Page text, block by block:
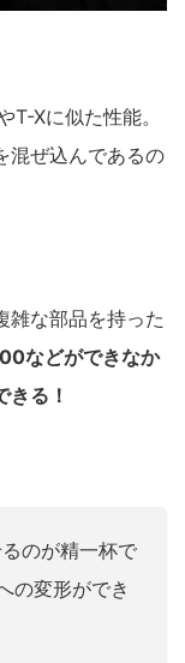
Xに似た性能。
混ぜ込んであるの
雑な部品を持った
などができなか
る！
のが精一杯で
の変形ができ